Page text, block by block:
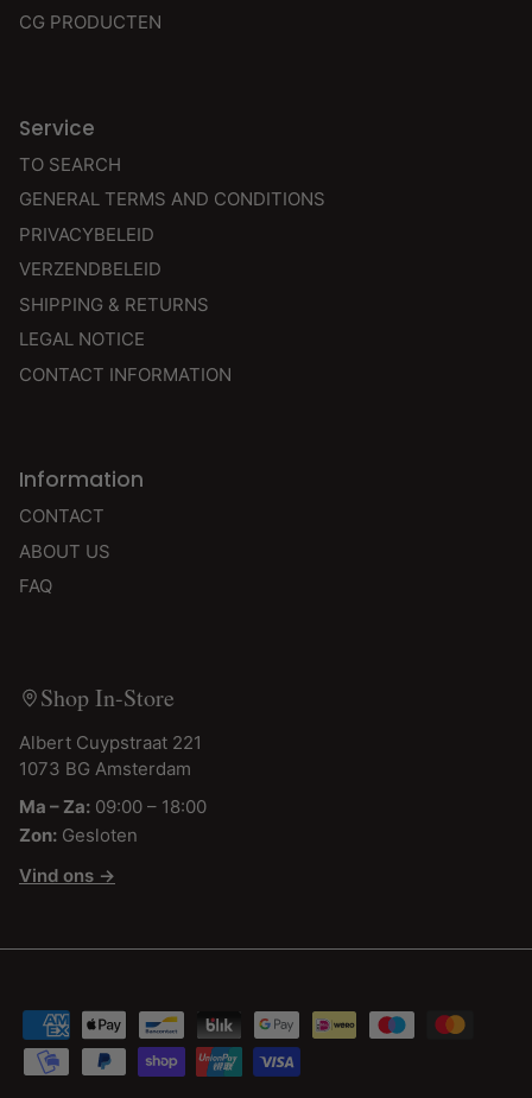
CG PRODUCTEN
Service
TO SEARCH
GENERAL TERMS AND CONDITIONS
PRIVACYBELEID
VERZENDBELEID
SHIPPING & RETURNS
LEGAL NOTICE
CONTACT INFORMATION
Information
CONTACT
ABOUT US
FAQ
Shop In-Store
Albert Cuypstraat 221
1073 BG Amsterdam
Ma – Za: 09:00 – 18:00
Zon: Gesloten
Vind ons →